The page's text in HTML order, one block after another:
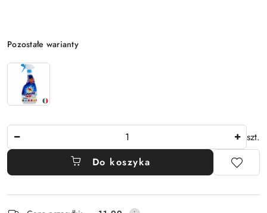
Wariant
Pozostałe warianty
szt.
Do koszyka